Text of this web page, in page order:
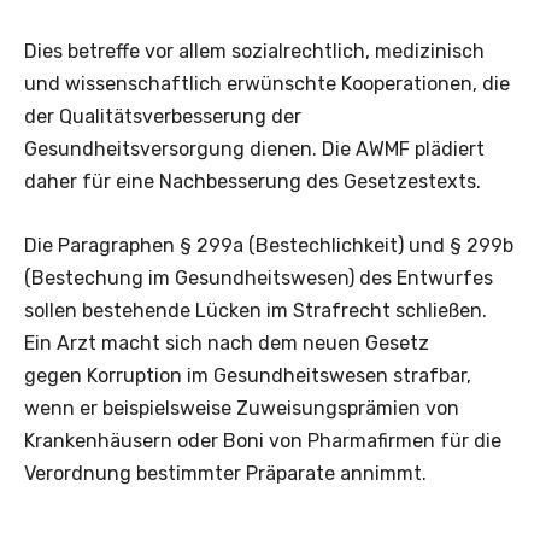
Dies betreffe vor allem sozialrechtlich, medizinisch
und wissenschaftlich erwünschte Kooperationen, die
der Qualitätsverbesserung der
Gesundheitsversorgung dienen. Die AWMF plädiert
daher für eine Nachbesserung des Gesetzestexts.
Die Paragraphen § 299a (Bestechlichkeit) und § 299b
(Bestechung im Gesundheitswesen) des Entwurfes
sollen bestehende Lücken im Strafrecht schließen.
Ein Arzt macht sich nach dem neuen Gesetz
gegen Korruption im Gesundheitswesen strafbar,
wenn er beispielsweise Zuweisungsprämien von
Krankenhäusern oder Boni von Pharmafirmen für die
Verordnung bestimmter Präparate annimmt.